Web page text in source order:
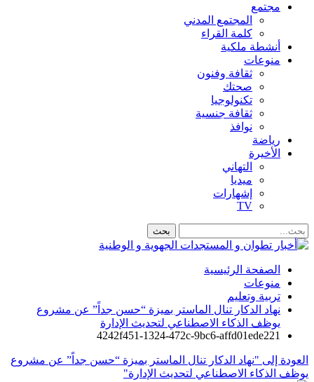
مجتمع
المجتمع المدني
كلمة القراء
أنشطة ملكية
منوعات
ثقافة وفنون
صحتك
تكنولوجيا
ثقافة جنسية
نوافذ
رياضة
الأخيرة
التهاني
ميديا
إشهارات
TV
الصفحة الرئيسية
منوعات
تربية وتعليم
نهاد الدكار تنال الماستر بميزة “حسن جداً” عن مشروع
يوظف الذكاء الاصطناعي لتحديث الإدارة
4242f451-1324-472c-9bc6-affd01ede221
العودة إلى "نهاد الدكار تنال الماستر بميزة “حسن جداً” عن مشروع
يوظف الذكاء الاصطناعي لتحديث الإدارة"